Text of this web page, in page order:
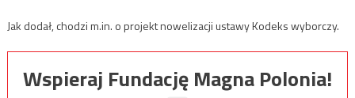
Jak dodał, chodzi m.in. o projekt nowelizacji ustawy Kodeks wyborczy.
Wspieraj Fundację Magna Polonia!